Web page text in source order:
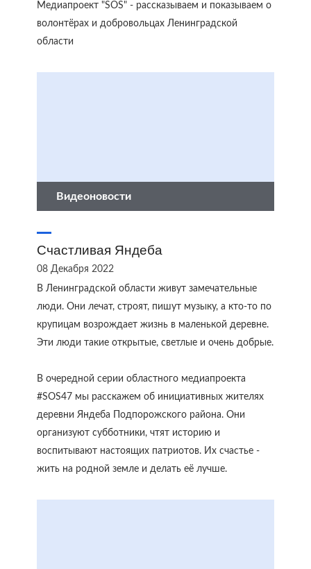
Медиапроект "SOS" - рассказываем и показываем о
волонтёрах и добровольцах Ленинградской
области
Видеоновости
Счастливая Яндеба
08 Декабря 2022
В Ленинградской области живут замечательные
люди. Они лечат, строят, пишут музыку, а кто-то по
крупицам возрождает жизнь в маленькой деревне.
Эти люди такие открытые, светлые и очень добрые.
В очередной серии областного медиапроекта
#SOS47 мы расскажем об инициативных жителях
деревни Яндеба Подпорожского района. Они
организуют субботники, чтят историю и
воспитывают настоящих патриотов. Их счастье -
жить на родной земле и делать её лучше.